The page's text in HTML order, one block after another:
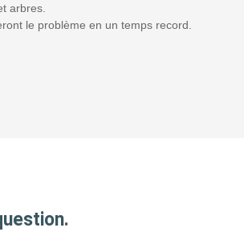
arbres.
le problème en un temps record.